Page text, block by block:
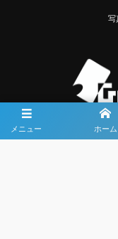
メニュー ホーム
写